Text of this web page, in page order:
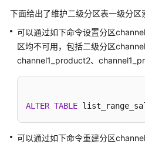
参
考
SDK
景
代
下面给出了维护二级分区表一级分区
可以通过如下命令设置分区
区均不可用，包括二级分区
channel1_product2、
ALTER TABLE
可以通过如下命令重建分区